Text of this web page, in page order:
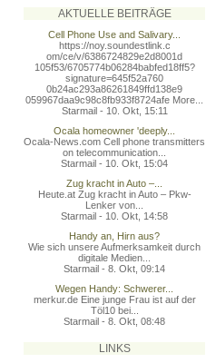
AKTUELLE BEITRÄGE
Cell Phone Use and Salivary...
https://noy.soundestlink.c
om/ce/v/6386724829e2d8001d
105f53/6705774b06284babfed18ff5?
signature=645f52a760
0b24ac293a86261849ffd138e9
059967daa9c98c8fb933f8724afe More...
Starmail - 10. Okt, 15:11
Ocala homeowner 'deeply...
Ocala-News.com Cell phone transmitters
on telecommunication...
Starmail - 10. Okt, 15:04
Zug kracht in Auto –...
Heute.at Zug kracht in Auto – Pkw-
Lenker von...
Starmail - 10. Okt, 14:58
Handy an, Hirn aus?
Wie sich unsere Aufmerksamkeit durch
digitale Medien...
Starmail - 8. Okt, 09:14
Wegen Handy: Schwerer...
merkur.de Eine junge Frau ist auf der
Töl10 bei...
Starmail - 8. Okt, 08:48
LINKS